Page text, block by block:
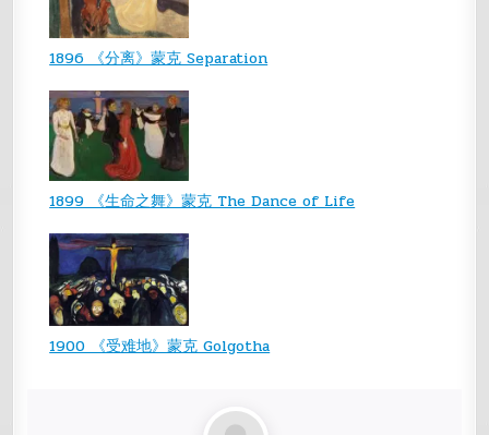
1896 《分离》蒙克 Separation
1899 《生命之舞》蒙克 The Dance of Life
1900 《受难地》蒙克 Golgotha